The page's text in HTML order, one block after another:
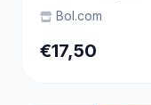
Bol.com
€17,50